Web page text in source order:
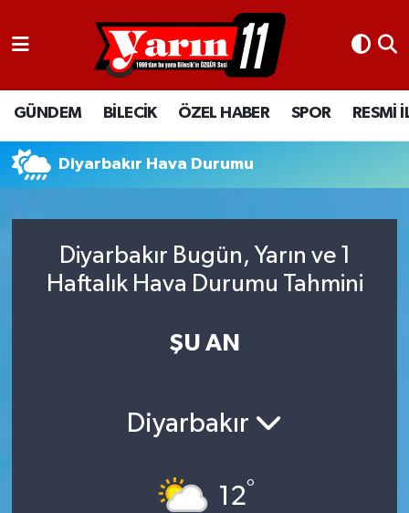
GÜNDEM BİLECİK ÖZEL HABER SPOR RESMİ
Diyarbakır Hava Durumu
Diyarbakır Bugün, Yarın ve 1
Haftalık Hava Durumu Tahmini
ŞU AN
Diyarbakır
12°
GÜNDEM
BİLECİK
ÖZEL HABER
RESMİ İLANLAR
Bilecik Nöbetçi Eczaneler
Bilecik Hava Durumu
Bilecik Namaz Vakitleri
Süper Lig Puan Durumu ve Fikstür
Son Dakika Haberleri